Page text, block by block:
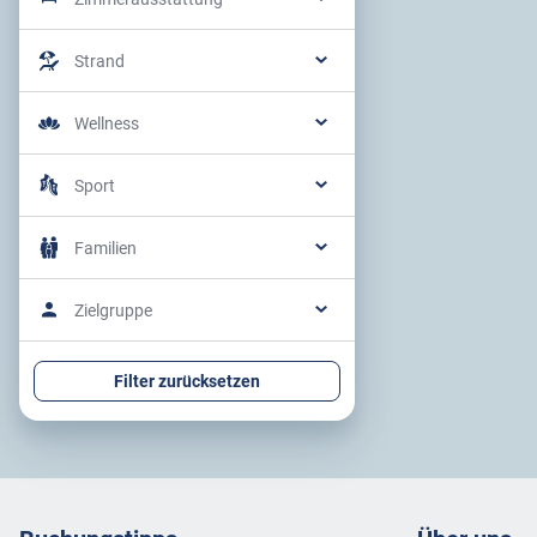
Strand
Wellness
Sport
Familien
Zielgruppe
Filter zurücksetzen